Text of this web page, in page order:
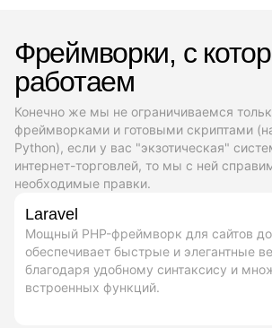
Фреймворки, с
работаем
Конечно же мы не ограничиваемся
фреймворками и готовыми скриптами
Python), если у вас "экзотическая"
интернет-торговлей, то мы с ней
необходимые правки.
Laravel
Мощный PHP-фреймворк для сайтов
обеспечивает быстрые и элегантные
благодаря удобному синтаксису и
встроенных функций.